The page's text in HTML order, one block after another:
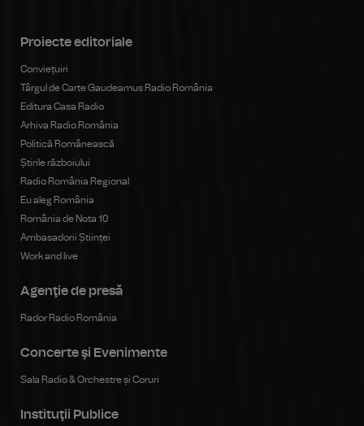
Proiecte editoriale
Conviețuiri
Târgul de Carte Gaudeamus Radio România
Editura Casa Radio
Arhiva Radio România
Politică Românească
Știrile războiului
Radio România Regional
Eu aleg România
România de Nota 10
Ambasadorii Științei
Work and live
Agenţie de presă
Rador Radio România
Concerte şi Evenimente
Sala Radio & Orchestre și Coruri
Instituţii Publice